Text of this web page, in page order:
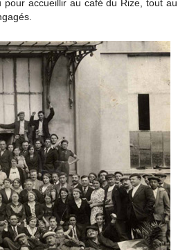
pour accueillir au café du Rize, tout au